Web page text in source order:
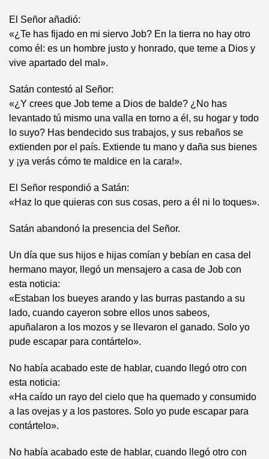
El Señor añadió:
«¿Te has fijado en mi siervo Job? En la tierra no hay otro
como él: es un hombre justo y honrado, que teme a Dios y
vive apartado del mal».
Satán contestó al Señor:
«¿Y crees que Job teme a Dios de balde? ¿No has
levantado tú mismo una valla en torno a él, su hogar y todo
lo suyo? Has bendecido sus trabajos, y sus rebaños se
extienden por el país. Extiende tu mano y daña sus bienes
y ¡ya verás cómo te maldice en la cara!».
El Señor respondió a Satán:
«Haz lo que quieras con sus cosas, pero a él ni lo toques».
Satán abandonó la presencia del Señor.
Un día que sus hijos e hijas comían y bebían en casa del
hermano mayor, llegó un mensajero a casa de Job con
esta noticia:
«Estaban los bueyes arando y las burras pastando a su
lado, cuando cayeron sobre ellos unos sabeos,
apuñalaron a los mozos y se llevaron el ganado. Solo yo
pude escapar para contártelo».
No había acabado este de hablar, cuando llegó otro con
esta noticia:
«Ha caído un rayo del cielo que ha quemado y consumido
a las ovejas y a los pastores. Solo yo pude escapar para
contártelo».
No había acabado este de hablar, cuando llegó otro con